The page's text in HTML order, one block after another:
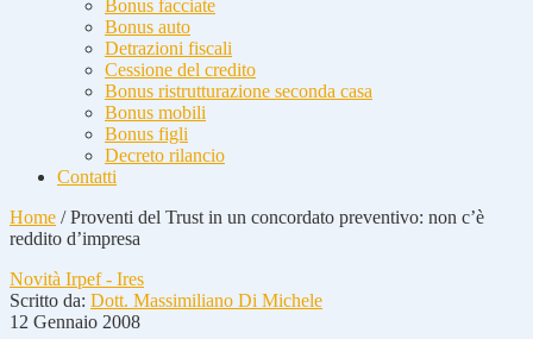
Bonus facciate
Bonus auto
Detrazioni fiscali
Cessione del credito
Bonus ristrutturazione seconda casa
Bonus mobili
Bonus figli
Decreto rilancio
Contatti
Home /Proventi del Trust in un concordato preventivo: non c’è
reddito d’impresa
Novità Irpef - Ires
Scritto da: Dott. Massimiliano Di Michele
12 Gennaio 2008